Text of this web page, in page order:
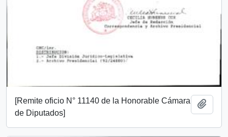
[Remite oficio N° 11140 de la Honorable Cámara
de Diputados]